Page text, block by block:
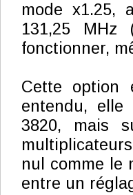
mode x1.25,
131,25 MHz
fonctionner,
Cette option
entendu, elle
3820, mais
nul comme le
entre un